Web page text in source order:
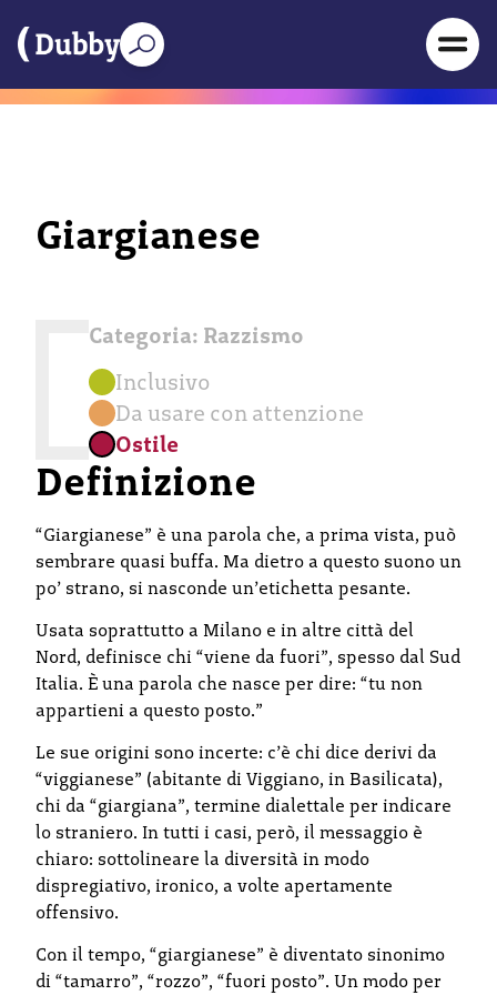
Giargianese
Categoria: Razzismo
Inclusivo
Da usare con attenzione
Ostile
Definizione
“Giargianese” è una parola che, a prima vista, può
sembrare quasi buffa. Ma dietro a questo suono un
po’ strano, si nasconde un’etichetta pesante.
Usata soprattutto a Milano e in altre città del
Nord, definisce chi “viene da fuori”, spesso dal Sud
Italia. È una parola che nasce per dire: “tu non
appartieni a questo posto.”
Le sue origini sono incerte: c’è chi dice derivi da
“viggianese” (abitante di Viggiano, in Basilicata),
chi da “giargiana”, termine dialettale per indicare
lo straniero. In tutti i casi, però, il messaggio è
chiaro: sottolineare la diversità in modo
dispregiativo, ironico, a volte apertamente
offensivo.
Con il tempo, “giargianese” è diventato sinonimo
di “tamarro”, “rozzo”, “fuori posto”. Un modo per